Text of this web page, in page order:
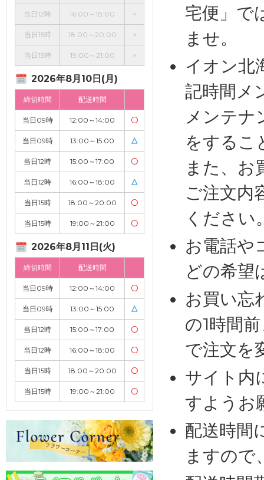
当日12時 16:00～18:00 ×
当日15時 18:00～20:00 ×
当日15時 19:00～21:00 ×
2026年8月10日(月)
締切時間 配送時間
当日09時 12:00～14:00 〇
当日09時 13:00～15:00 △
当日12時 15:00～17:00 〇
当日12時 16:00～18:00 △
当日15時 18:00～20:00 〇
当日15時 19:00～21:00 〇
2026年8月11日(火)
締切時間 配送時間
当日09時 12:00～14:00 〇
当日09時 13:00～15:00 △
当日12時 15:00～17:00 〇
当日12時 16:00～18:00 〇
当日15時 18:00～20:00 〇
当日15時 19:00～21:00 〇
宅便」で
ませ。
イオン北
記時間メ
メンテナ
をするこ
また、お
ご注文内
ください
お電話や
どの希望
お買い忘
の1時間
で注文を
サイト内
すようお
配送時間
ますので